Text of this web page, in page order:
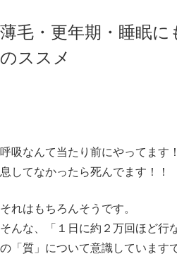
薄毛・更年期・睡眠に
のススメ
呼吸なんて当たり前にやってます！
息してなかったら死んでます！！
それはもちろんそうです。
そんな、「１日に約２万回ほど行
の「質」について意識しています